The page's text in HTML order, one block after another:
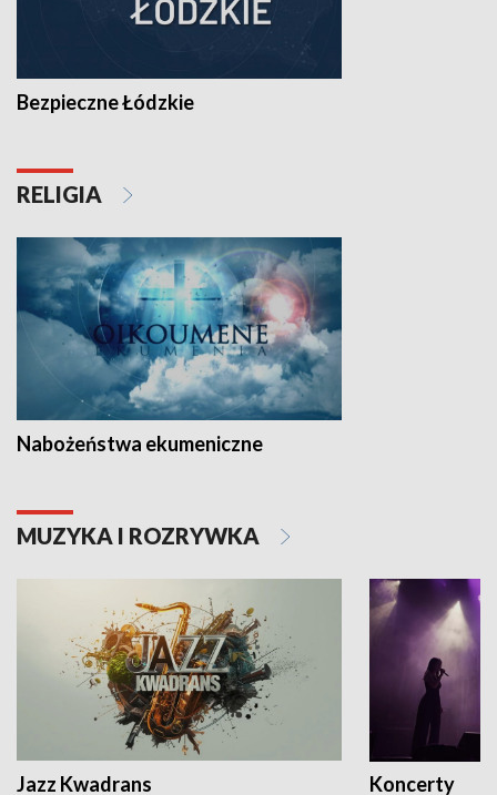
Bezpieczne Łódzkie
RELIGIA
Nabożeństwa ekumeniczne
MUZYKA I ROZRYWKA
Jazz Kwadrans Koncerty